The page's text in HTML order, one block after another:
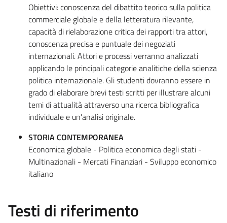
Obiettivi: conoscenza del dibattito teorico sulla politica
commerciale globale e della letteratura rilevante,
capacità di rielaborazione critica dei rapporti tra attori,
conoscenza precisa e puntuale dei negoziati
internazionali. Attori e processi verranno analizzati
applicando le principali categorie analitiche della scienza
politica internazionale. Gli studenti dovranno essere in
grado di elaborare brevi testi scritti per illustrare alcuni
temi di attualità attraverso una ricerca bibliografica
individuale e un'analisi originale.
STORIA CONTEMPORANEA
Economica globale - Politica economica degli stati -
Multinazionali - Mercati Finanziari - Sviluppo economico
italiano
Testi di riferimento